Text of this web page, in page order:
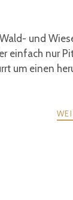
und
einfach nur
um einen